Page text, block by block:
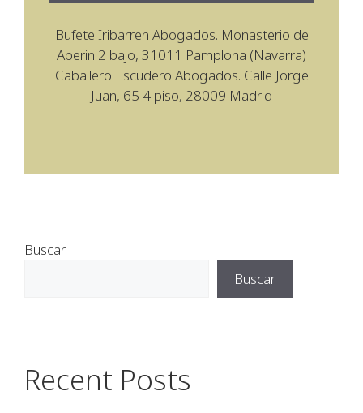
Bufete Iribarren Abogados. Monasterio de
Aberin 2 bajo, 31011 Pamplona (Navarra)
Caballero Escudero Abogados. Calle Jorge
Juan, 65 4 piso, 28009 Madrid
Buscar
Buscar
Recent Posts